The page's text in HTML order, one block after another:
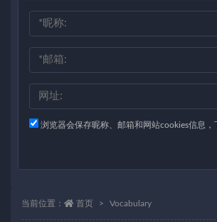
浏览器会保存昵称、邮箱和网站cookies信息，
当前位置： 首页 Vocabulary